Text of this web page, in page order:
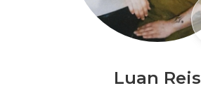
Luan Reis